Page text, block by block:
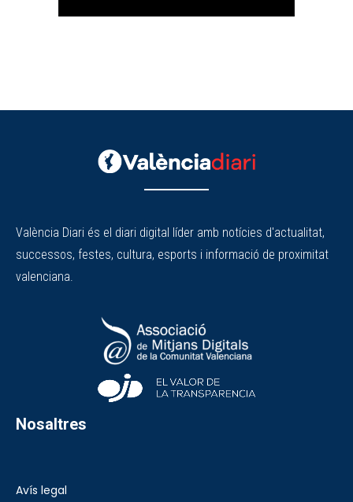
València Diari és el diari digital líder amb notícies d'actualitat,
successos, festes, cultura, esports i informació de proximitat
valenciana.
Nosaltres
Avís legal